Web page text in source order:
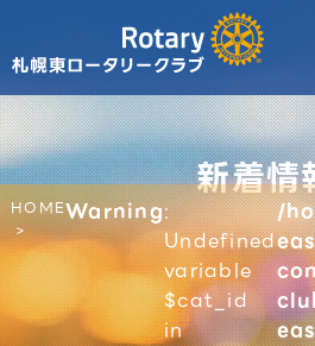
新着情
HOMEWarning:
Undefined
variable
$cat_id
in
/